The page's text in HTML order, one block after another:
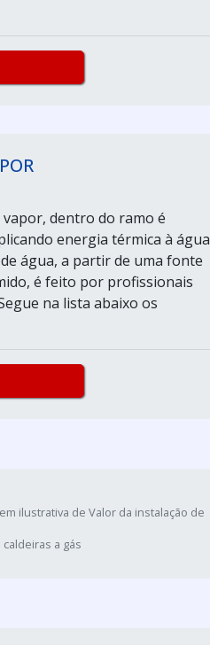
vapor, dentro do ramo é
energia térmica à água
água, a partir de uma fonte
é feito por profissionais
na lista abaixo os
ilustrativa de Valor da instalação de
caldeiras a gás